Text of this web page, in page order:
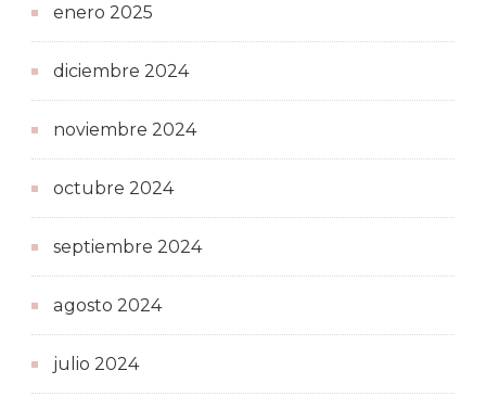
enero 2025
diciembre 2024
noviembre 2024
octubre 2024
septiembre 2024
agosto 2024
julio 2024